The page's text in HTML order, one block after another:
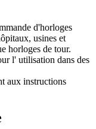
d'horloges
usines et
horloges de tour.
l' utilisation dans des
aux instructions